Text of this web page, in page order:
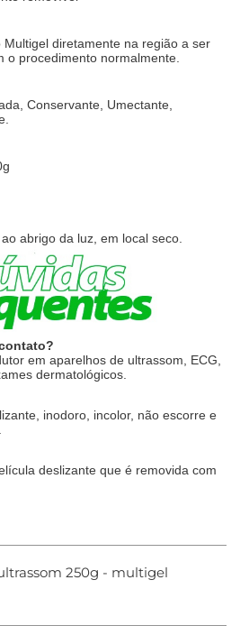
diretamente na região a ser
o procedimento normalmente.
Conservante, Umectante,
abrigo da luz, em local seco.
em aparelhos de ultrassom, ECG,
dermatológicos.
inodoro, incolor, não escorre e
deslizante que é removida com
250g - multigel